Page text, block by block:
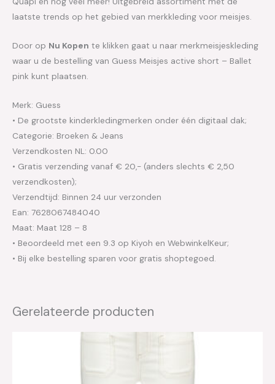
laatste trends op het gebied van merkkleding voor meisjes.
Door op Nu Kopen te klikken gaat u naar merkmeisjeskleding
waar u de bestelling van Guess Meisjes active short – Ballet
pink kunt plaatsen.
Merk: Guess
• De grootste kinderkledingmerken onder één digitaal dak;
Categorie: Broeken & Jeans
Verzendkosten NL: 0.00
• Gratis verzending vanaf € 20,- (anders slechts € 2,50
verzendkosten);
Verzendtijd: Binnen 24 uur verzonden
Ean: 7628067484040
Maat: Maat 128 – 8
• Beoordeeld met een 9.3 op Kiyoh en WebwinkelKeur;
• Bij elke bestelling sparen voor gratis shoptegoed.
Gerelateerde producten